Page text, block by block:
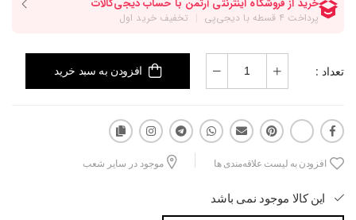
تعداد : افزودن به سبد خرید
افزودن به لیست علاقه‌مندی ها موجود در سایر شعب
این کالا موجود نمی باشد